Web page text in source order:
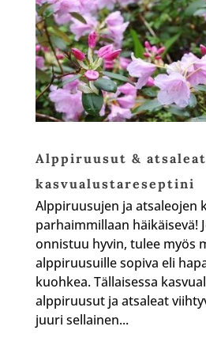
Alppiruusut &
kasvualustareseptini
Alppiruusujen ja atsaleojen
parhaimmillaan häikäisevä!
onnistuu hyvin, tulee myös
alppiruusuille sopiva eli
kuohkea. Tällaisessa
alppiruusut ja atsaleat
juuri sellainen...